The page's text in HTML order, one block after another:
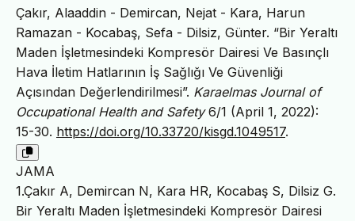
Çakır, Alaaddin - Demircan, Nejat - Kara, Harun
Ramazan - Kocabaş, Sefa - Dilsiz, Günter. “Bir Yeraltı
Maden İşletmesindeki Kompresör Dairesi Ve Basınçlı
Hava İletim Hatlarının İş Sağlığı Ve Güvenliği
Açısından Değerlendirilmesi”. Karaelmas Journal of
Occupational Health and Safety6/1 (April 1, 2022):
15-30. https://doi.org/10.33720/kisgd.1049517.
JAMA
1.Çakır A, Demircan N, Kara HR, Kocabaş S, Dilsiz G.
Bir Yeraltı Maden İşletmesindeki Kompresör Dairesi